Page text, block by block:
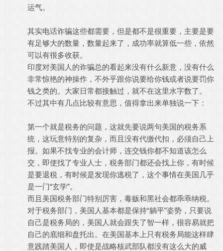
运气。
其实电话诈骗这些都需要，但是都不是很重要，主要是要
有足够大的数量，数量起来了，成功率就算低一些，依然
可以有很多收获。
印度对美国人的诈骗总的看起来没有什么新意，没有什么
非常惊艳的神操作，不外乎跟你说要给你钱或者说要罚你
钱之类的。大家日常都接触过，就不在这里水字数了。
不过其中有几点比较有意思，值得拿出来单独说一下：
第一个就是税务的问题，这就先要说两句美国的税务系
统，这玩意特别的复杂，而且没有代缴代扣，必须自己上
报。如果不找专业的会计师，连交钱你都不知道该怎么
交，即使找了专业人士，税务部门都还会找上你，有时候
是要退税，有时候是发现你逃税了，这个事情在美国几乎
是一门“玄学”。
而且美国税务部门特别厉害，毒贩和黑社会都乖乖纳税。
对于税务部门，美国人基本都是保持“躺平”姿势，只要说
自己是税务局的，美国人就会跟失了智一样，很容易就把
自己的底细和盘托出。在美国基本上只有税务局能这样肆
意践踏美国人，即使是战略核武部队都没有这么大的威